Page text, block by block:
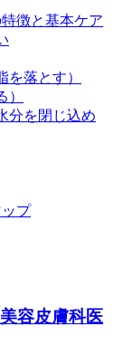
徴と基本ケア
落とす）
分を閉じ込め
プ
容皮膚科医